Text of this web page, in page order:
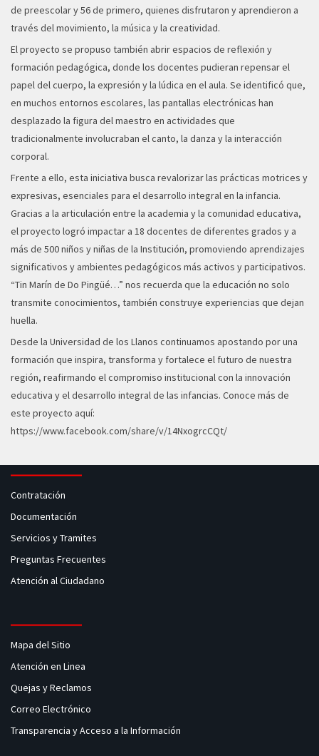
de preescolar y 56 de primero, quienes disfrutaron y aprendieron a
través del movimiento, la música y la creatividad.
El proyecto se propuso también abrir espacios de reflexión y
formación pedagógica, donde los docentes pudieran repensar el
papel del cuerpo, la expresión y la lúdica en el aula. Se identificó que,
en muchos entornos escolares, las pantallas electrónicas han
desplazado la figura del maestro en actividades que
tradicionalmente involucraban el canto, la danza y la interacción
corporal.
Frente a ello, esta iniciativa busca revalorizar las prácticas motrices y
expresivas, esenciales para el desarrollo integral en la infancia.
Gracias a la articulación entre la academia y la comunidad educativa,
el proyecto logró impactar a 18 docentes de diferentes grados y a
más de 500 niños y niñas de la Institución, promoviendo aprendizajes
significativos y ambientes pedagógicos más activos y participativos.
“Tin Marín de Do Pingüé…” nos recuerda que la educación no solo
transmite conocimientos, también construye experiencias que dejan
huella.
Desde la Universidad de los Llanos continuamos apostando por una
formación que inspira, transforma y fortalece el futuro de nuestra
región, reafirmando el compromiso institucional con la innovación
educativa y el desarrollo integral de las infancias. Conoce más de
este proyecto aquí:
https://www.facebook.com/share/v/14NxogrcCQt/
Contratación
Documentación
Servicios y Tramites
Preguntas Frecuentes
Atención al Ciudadano
Mapa del Sitio
Atención en Linea
Quejas y Reclamos
Correo Electrónico
Transparencia y Acceso a la Información